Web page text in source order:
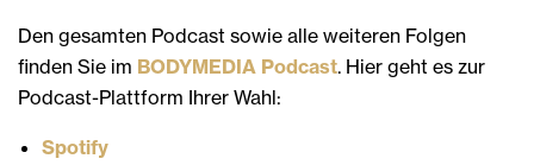
Den gesamten Podcast sowie alle weiteren Folgen
finden Sie im BODYMEDIA Podcast. Hier geht es zur
Podcast-Plattform Ihrer Wahl:
Spotify